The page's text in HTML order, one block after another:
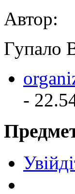
Автор:
Гупало
-